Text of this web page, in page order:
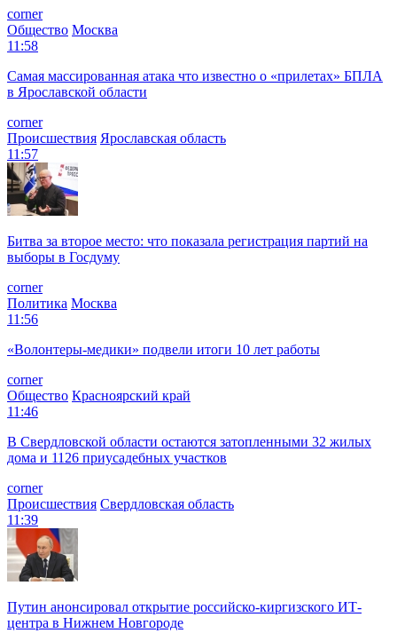
corner
Общество Москва
11:58
Самая массированная атака что известно о «прилетах» БПЛА
в Ярославской области
corner
Происшествия Ярославская область
11:57
Битва за второе место: что показала регистрация партий на
выборы в Госдуму
corner
Политика Москва
11:56
«Волонтеры-медики» подвели итоги 10 лет работы
corner
Общество Красноярский край
11:46
В Свердловской области остаются затопленными 32 жилых
дома и 1126 приусадебных участков
corner
Происшествия Свердловская область
11:39
Путин анонсировал открытие российско-киргизского ИТ-
центра в Нижнем Новгороде